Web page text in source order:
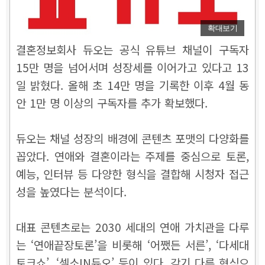
확대보기
결혼정보회사 듀오는 공식 유튜브 채널이 구독자
15만 명을 넘어서며 성장세를 이어가고 있다고 13
일 밝혔다. 올해 초 14만 명을 기록한 이후 4월 동
안 1만 명 이상의 구독자를 추가 확보했다.
듀오는 채널 성장의 배경에 콘텐츠 포맷의 다양화를
꼽았다. 연애와 결혼이라는 주제를 중심으로 토론,
예능, 인터뷰 등 다양한 형식을 결합해 시청자 접근
성을 높였다는 분석이다.
대표 콘텐츠로는 2030 세대의 연애 가치관을 다루
는 ‘연애끝장토론’을 비롯해 ‘어쨌든 서른’, ‘다세대